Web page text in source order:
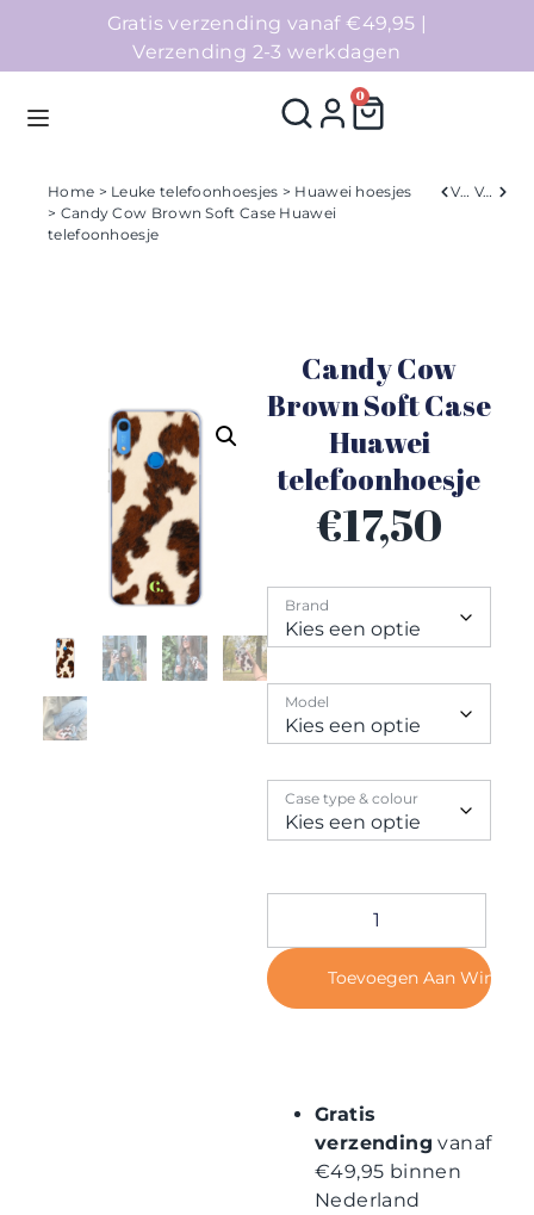
Gratis verzending vanaf €49,95 |
Verzending 2-3 werkdagen
0
Homepage
Collecties
Home > Leuke telefoonhoesjes > Huawei hoesjes
> Candy Cow Brown Soft Case Huawei
telefoonhoesje
Verleden Volgend
Candy Cow
Brown Soft Case
Huawei
telefoonhoesje
€17,50
Brand
Model
Case type & colour
Toevoegen Aan
Gratis
verzending vanaf
€49,95 binnen
Nederland